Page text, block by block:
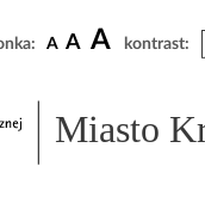
A A A kontrast:
Miasto